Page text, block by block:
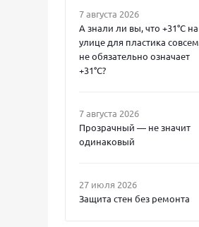
7 августа 2026
А знали ли вы, что +31°C на
улице для пластика совсем
не обязательно означает
+31°C?
7 августа 2026
Прозрачный — не значит
одинаковый
27 июля 2026
Защита стен без ремонта